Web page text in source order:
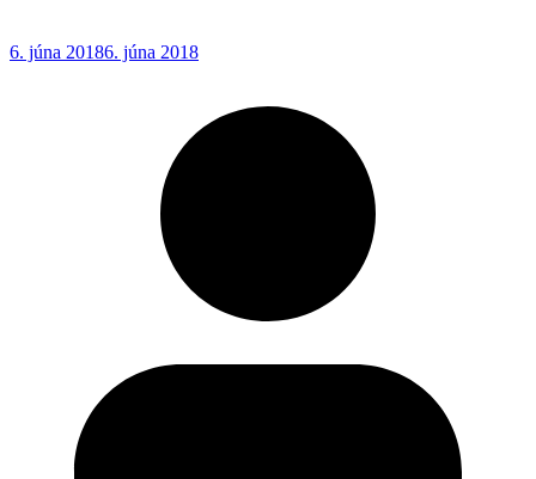
6. júna 20186. júna 2018